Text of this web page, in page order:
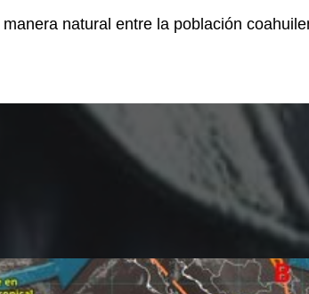
manera natural entre la población